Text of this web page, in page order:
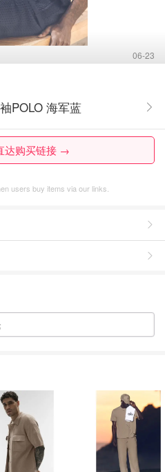
06-23
POLO 海军蓝
达购买链接 →
users buy items via our links.